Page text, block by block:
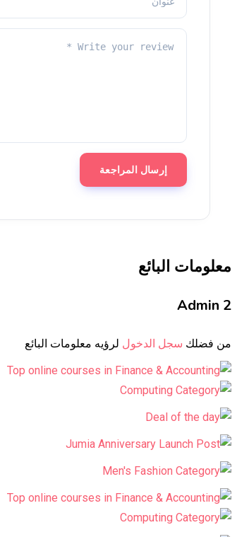
معلومات البائع
Admin 2
من فضلك سجل الدخول لرؤيه معلومات البائع